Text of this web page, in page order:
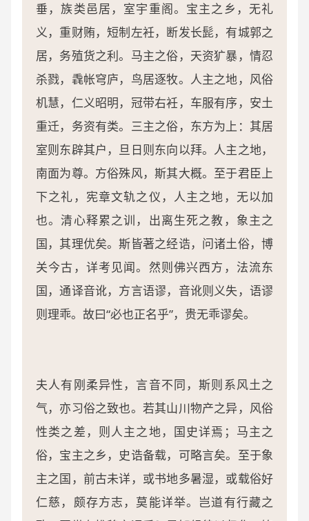
垂，族类邑居，室宇重阁。宝主之乡，无礼
义，重财贿，短制左衽，断发长髭，有城郭之
居，务殖货之利。马主之俗，天资犷暴，情忍
杀戮，毳帐穹庐，鸟居逐牧。人主之地，风俗
机慧，仁义昭明，冠带右衽，车服有序，安土
重迁，务资有类。三主之俗，东方为上：其居
室则东辟其户，旦日则东向以拜。人主之地，
南面为尊。方俗殊风，斯其大概。至于君臣上
下之礼，宪章文轨之仪，人主之地，无以加
也。清心释累之训，出离生死之教，象主之
国，其理优矣。斯皆著之经诰，问诸土俗，博
关今古，详考见闻。然则佛兴西方，法流东
国，通译音讹，方言语谬，音讹则义失，语谬
则理乖。故曰“必也正名乎”，贵无乖谬矣。
夫人有刚柔异性，言音不同，斯则系风土之
气，亦习俗之致也。若其山川物产之异，风俗
性类之差，则人主之地，国史详焉；马主之
俗，宝主之乡，史诰备载，可略言矣。至于象
主之国，前古未详，或书地多暑湿，或载俗好
仁慈，颇存方志，莫能详举。岂道有行藏之